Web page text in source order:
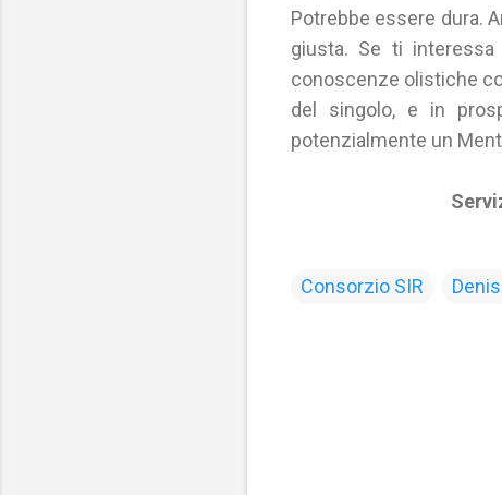
Potrebbe essere dura.
giusta. Se ti
conoscenze olistiche
del singolo, e in
potenzialmente un
Consorzio SIR